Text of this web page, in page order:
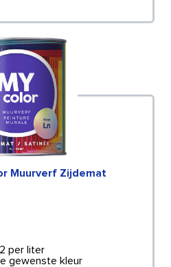
Muurverf Zijdemat
per liter
gewenste kleur